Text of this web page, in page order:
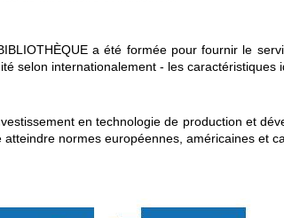
a été formée pour fournir le
selon internationalement - les caractéristiques
en technologie de production et
atteindre normes européennes, américaines et